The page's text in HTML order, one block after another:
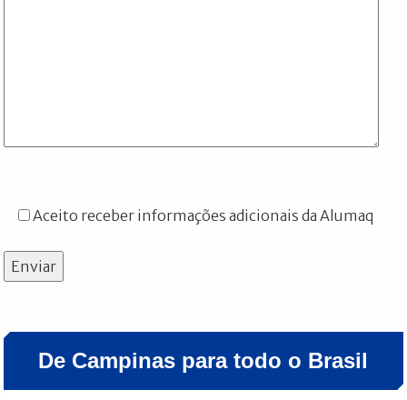
Aceito receber informações adicionais da Alumaq
Enviar
De Campinas para todo o Brasil